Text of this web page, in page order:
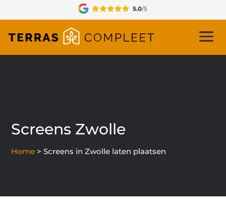
Screens Zwolle
Home >Screens in Zwolle laten plaatsen